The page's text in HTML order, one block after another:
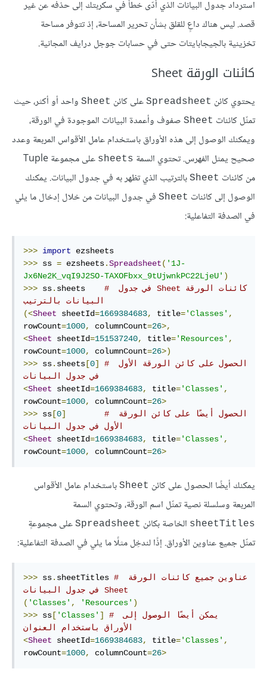
استرداد جدول البيانات الذي أدّى خطأٌ في سكربتك إلى حذفه عن غير
قصد. ليس هناك داعٍ للقلق بشأن تحرير المساحة، إذ تتوفر مساحة
تخزينية بالجيجابايتات حتى في حسابات جوجل درايف المجانية.
كائنات الورقة Sheet
يحتوي كائن Spreadsheet على كائن Sheet واحد أو أكثر، حيث
تمثّل كائنات Sheet صفوف وأعمدة البيانات الموجودة في الورقة،
ويمكنك الوصول إلى هذه الأوراق باستخدام عامل الأقواس المربعة وعدد
صحيح يمثل الفهرس. تحتوي السمة sheets
على مجموعة Tuple
من كائنات Sheet بالترتيب الذي تظهر به في جدول البيانات. يمكنك
الوصول إلى كائنات Sheet في جدول البيانات من خلال إدخال ما يلي
في الصدفة التفاعلية:
>>> import
>>> ss = ezsheets.Spreadsheet( '1J-
Jx6Ne2K_vqI9J2SO-TAXOFbxx_9tUjwnkPC22LjeU' )
>>> ss. sheets # ‫كائنات الورقة Sheet في جدول
البيانات بالترتيب
(<Sheet sheetId=1669384683, title='Classes' ,
rowCount=1000, columnCount=26>,
<Sheet sheetId=151537240, title='Resources' ,
rowCount=1000, columnCount=26>)
>>> ss. sheets [0]
# الحصول على كائن الورقة الأول
في جدول البيانات
<Sheet sheetId=1669384683, title='Classes' ,
rowCount=1000, columnCount=26>
>>> ss [0]
# الحصول أيضًا على كائن الورقة
الأول في جدول البيانات
<Sheet sheetId=1669384683, title='Classes' ,
rowCount=1000, columnCount=26>
يمكنك أيضًا الحصول على كائن Sheet باستخدام عامل الأقواس
المربعة وسلسلة نصية تمثّل اسم الورقة، وتحتوي السمة
sheetTitles الخاصة بكائن Spreadsheet على مجموعةٍ
تمثّل جميع عناوين الأوراق. إذًا لندخِل مثلًا ما يلي في الصدفة التفاعلية:
>>> ss. sheetTitles # ‫عناوين جميع كائنات الورقة
Sheet في جدول البيانات
( 'Classes' , 'Resources' )
>>> ss [ 'Classes' ]
# يمكن أيضًا الوصول إلى
الأوراق باستخدام العنوان
<Sheet sheetId=1669384683, title='Classes' ,
rowCount=1000, columnCount=26>